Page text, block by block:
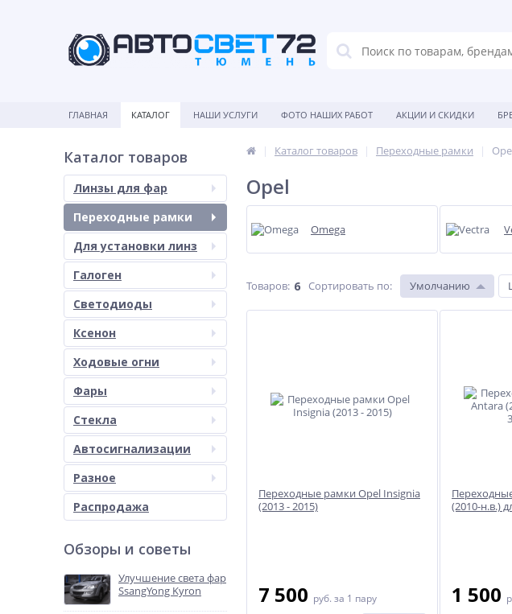
ГЛАВНАЯ КАТАЛОГ НАШИ УСЛУГИ ФОТО НАШИХ РАБОТ АКЦИИ И СКИДКИ
Каталог товаров
Линзы для фар
Переходные рамки
Для установки линз
Галоген
Светодиоды
Ксенон
Ходовые огни
Фары
Стекла
Автосигнализации
Разное
Распродажа
Обзоры и советы
Улучшение света фар
SsangYong Kyron
Каталог товаров Переходные рамки
Opel
Omega
Товаров: 6 Сортировать по: Умолчанию
Переходные рамки Opel Insignia
(2013 - 2015)
7 500 руб. за 1 пару
(2010-н.в.)
1 500